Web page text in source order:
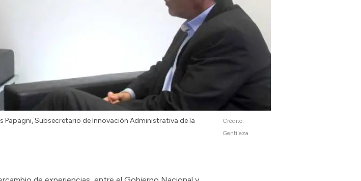
Papagni, Subsecretario de Innovación Administrativa de la
Crédito:
Gentileza